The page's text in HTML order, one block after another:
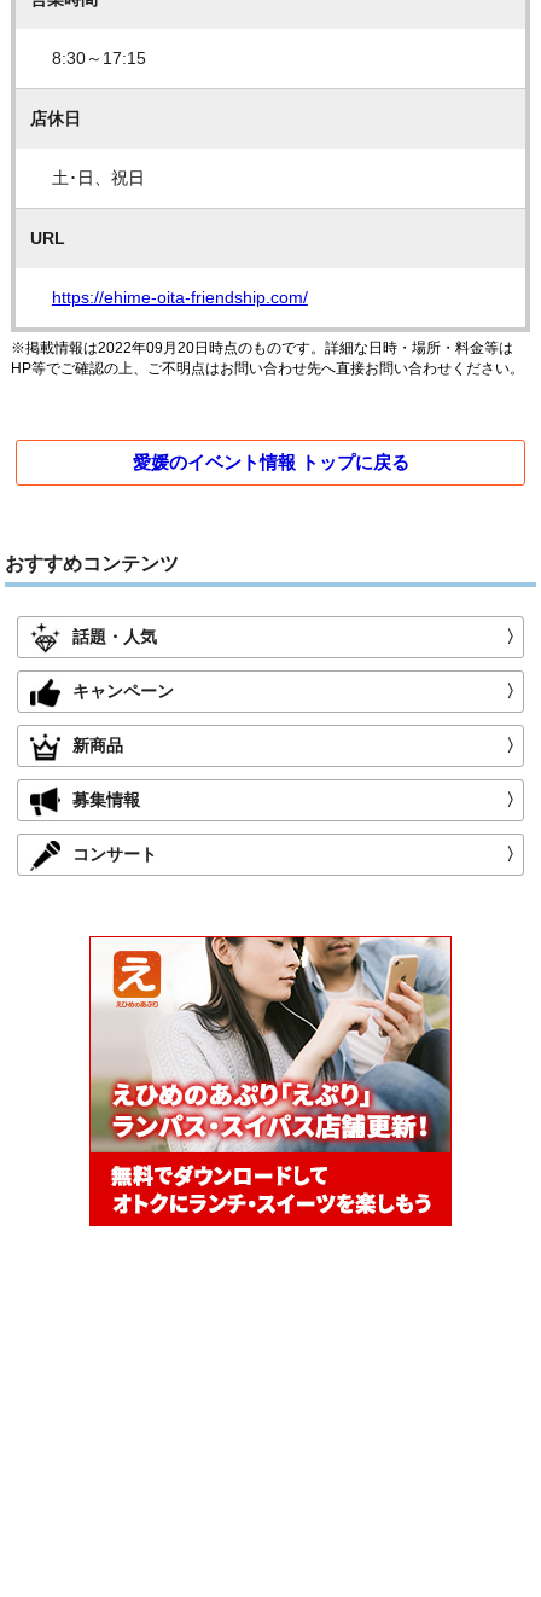
8:30～17:15
店休日
土･日、祝日
URL
https://ehime-oita-friendship.com/
※掲載情報は2022年09月20日時点のものです。詳細な日時・場所・料金等は
HP等でご確認の上、ご不明点はお問い合わせ先へ直接お問い合わせください。
愛媛のイベント情報 トップに戻る
おすすめコンテンツ
話題・人気 〉
キャンペーン 〉
新商品 〉
募集情報 〉
コンサート 〉